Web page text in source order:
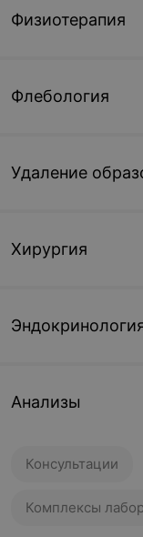
Физиотерапия
Флебология
Удаление
Хирургия
Анализы
Консультации
Комплексы